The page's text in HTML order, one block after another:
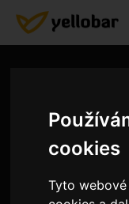
cookies
Tyto